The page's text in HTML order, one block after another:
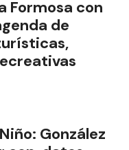
Formosa con
de
González